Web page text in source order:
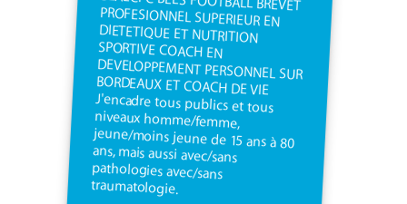
traumatologie.